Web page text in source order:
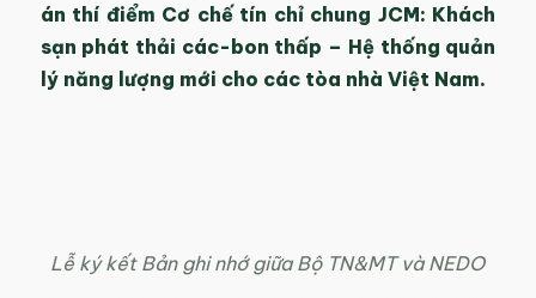
án thí điểm Cơ chế tín chỉ chung JCM: Khách
sạn phát thải các-bon thấp – Hệ thống quản
lý năng lượng mới cho các tòa nhà Việt Nam.
Lễ ký kết Bản ghi nhớ giữa Bộ TN&MT và NEDO